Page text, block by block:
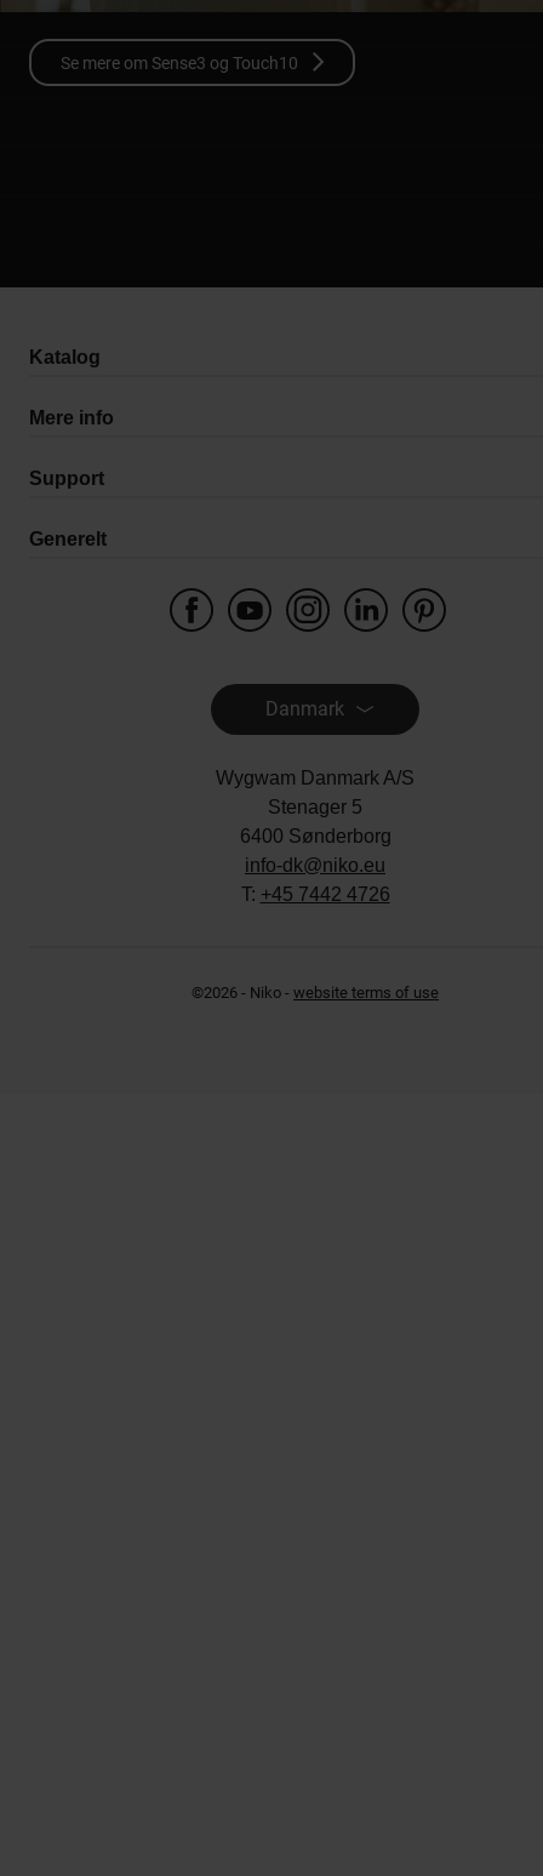
Se mere om Sense3 og Touch10
Katalog
Mere info
Support
Generelt
Danmark
Wygwam Danmark A/S
Stenager 5
6400 Sønderborg
info-dk@niko.eu
T: +45 7442 4726
©2026 - Niko - website terms of use